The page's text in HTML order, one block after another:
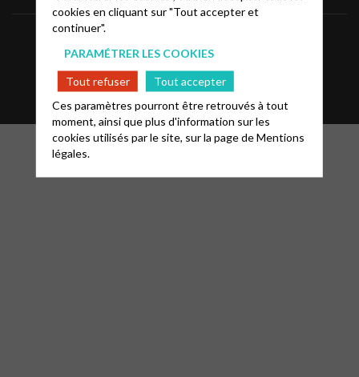
Informations
Glossaire Contact
cookies en cliquant sur "Tout accepter et
continuer".
PARAMÉTRER LES COOKIES
Tout refuser
Tout accepter
Ces paramètres pourront être retrouvés à tout
moment, ainsi que plus d'information sur les
cookies utilisés par le site, sur la page deMentions
légales.